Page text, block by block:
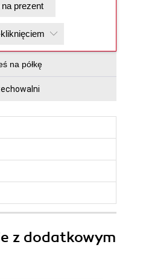
Kup na prezent
na półkę
z dodatkowym